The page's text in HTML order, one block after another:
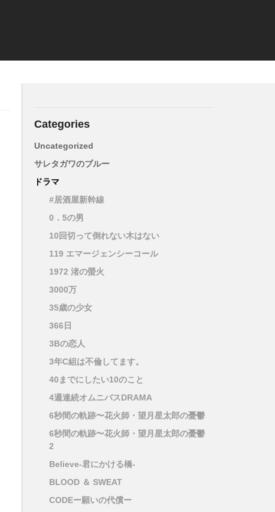
Categories
Uncategorized
サレタガワのブルー
ドラマ
#居酒屋新幹線
0．5の男
10回切って倒れない木はない
119 エマージェンシーコール
1972 渚の螢火
3000万
35歳の少女
366日
3Bの恋人
3年C組は不倫してます。
40までにしたい10のこと
4週連続オムニバスDRAMA
6秒間の軌跡〜花火師・望月星太郎の憂鬱
6秒間の軌跡〜花火師・望月星太郎の憂鬱
2
Believe-君にかける橋-
BLOOD ＆ SWEAT
CODEー願いの代償ー